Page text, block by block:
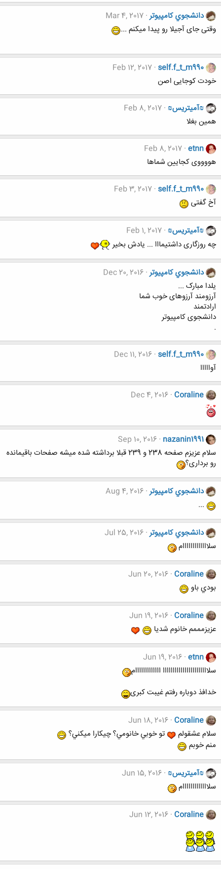
دانشجوي كامپيوتر Mar 4, 2017
وقتی جای آجیلا رو پیدا میکنم ...
self.f_t_m990
Feb 12, 2017
خودت کوجایی اصن
₪آمیتریس₪ Feb 8, 2017
همین بغلا
etnn
Feb 8, 2017
هووووی کجایین شماها
self.f_t_m990
Feb 3, 2017
آخ گفتی
₪آمیتریس₪ Feb 1, 2017
چه روزگاری داشتیمااا ... یادش بخیر
دانشجوي كامپيوتر Dec 20, 2016
یلدا مبارک ...
آرزومند آرزوهای خوب شما
ارادتمند
دانشجوی کامپیوتر
.
self.f_t_m990
Dec 11, 2016
آوااااا
Coraline
Dec 4, 2016
nazanin1991
Sep 10, 2016
سلام عزیزم صفحه 238 و 239 قبلا برداشته شده میشه صفحات باقیمانده
رو برداری؟
دانشجوي كامپيوتر Aug 4, 2016
...
دانشجوي كامپيوتر Jul 25, 2016
سلااااااااااااام
Coraline
Jun 20, 2016
بودي باو
Coraline
Jun 19, 2016
عزيزمممم خانوم شديا
etnn
Jun 19, 2016
سلااااااااااااااااااااااا ااااااااااااام
خدافذ دوباره رفتم غیبت کبری
Coraline
Jun 18, 2016
سلام عشقولم
تو خوبي خانومي؟ چيكارا ميكني؟
منم خوبم
₪آمیتریس₪ Jun 15, 2016
سلااااااااااااام
Coraline
Jun 12, 2016